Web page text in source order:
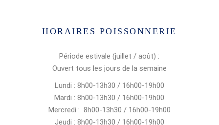
HORAIRES POISSONNERIE
Période estivale (juillet / août) :
Ouvert tous les jours de la semaine
Lundi : 8h00-13h30 / 16h00-19h00
Mardi : 8h00-13h30 / 16h00-19h00
Mercredi : 8h00-13h30 / 16h00-19h00
Jeudi : 8h00-13h30 / 16h00-19h00